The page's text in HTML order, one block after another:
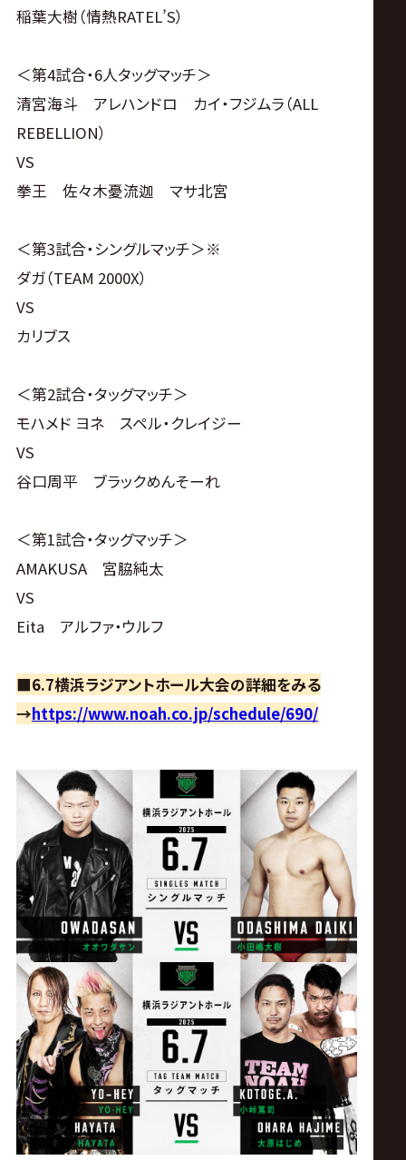
稲葉大樹（情熱RATEL’S）
＜第4試合・6人タッグマッチ＞
清宮海斗 アレハンドロ カイ・フジムラ（ALL
REBELLION）
VS
拳王 佐々木憂流迦 マサ北宮
＜第3試合・シングルマッチ＞※
ダガ（TEAM 2000X）
VS
カリブス
＜第2試合・タッグマッチ＞
モハメド ヨネ スペル・クレイジー
VS
谷口周平 ブラックめんそーれ
＜第1試合・タッグマッチ＞
AMAKUSA 宮脇純太
VS
Eita アルファ・ウルフ
■6.7横浜ラジアントホール大会の詳細をみる
→https://www.noah.co.jp/schedule/690/